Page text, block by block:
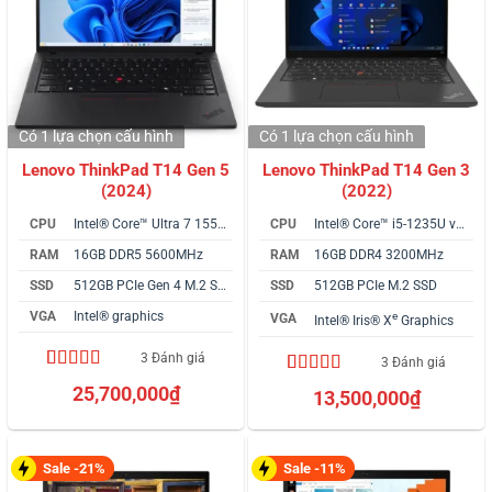
Lenovo ThinkPad T14 Gen 5
(2024)
CPU
Intel® Core™ Ultra 7 155U vPro
RAM
16GB DDR5 5600MHz
SSD
512GB PCIe Gen 4 M.2 SSD
VGA
Intel® graphics
5.00trên 5
dựa trên
3 Đánh giá
25,700,000₫
Có 1 lựa chọncấu hình
Lenovo ThinkPad T14 Gen 3
(2022)
CPU
Intel® Core™ i5-1235U vPro
RAM
16GB DDR4 3200MHz
SSD
512GB PCIe M.2 SSD
VGA Intel® Iris® Xe Graphics
4.67trên 5
dựa trên
3 Đánh giá
13,500,000₫
Có 1 lựa chọn cấu hình
Sale -21% Sale -11%